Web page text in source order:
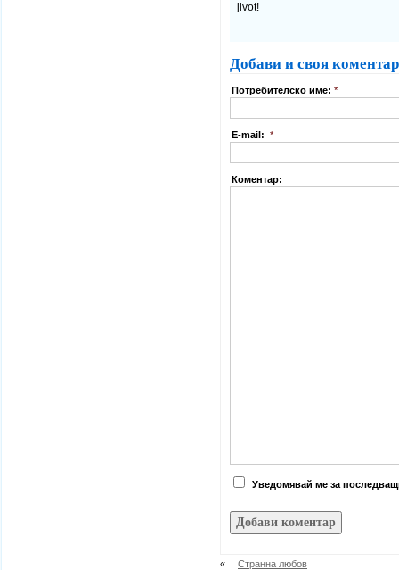
jivot!
Добави и своя коментар
Потребителско име: *
E-mail: *
Коментар:
Уведомявай ме за
« Странна любов